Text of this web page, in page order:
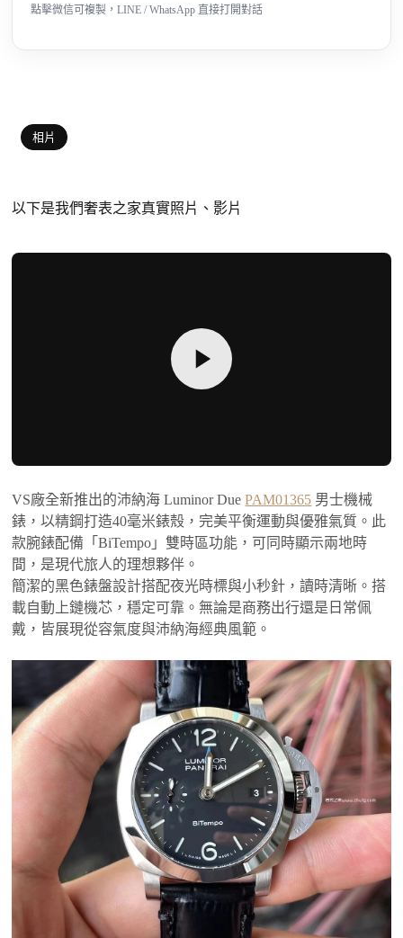
點擊微信可複製，LINE / WhatsApp 直接打開對話
相片
以下是我們奢表之家真實照片、影片
VS廠全新推出的沛納海 Luminor DuePAM01365 男士機械
錶，以精鋼打造40毫米錶殼，完美平衡運動與優雅氣質。此
款腕錶配備「BiTempo」雙時區功能，可同時顯示兩地時
間，是現代旅人的理想夥伴。
簡潔的黑色錶盤設計搭配夜光時標與小秒針，讀時清晰。搭
載自動上鏈機芯，穩定可靠。無論是商務出行還是日常佩
戴，皆展現從容氣度與沛納海經典風範。